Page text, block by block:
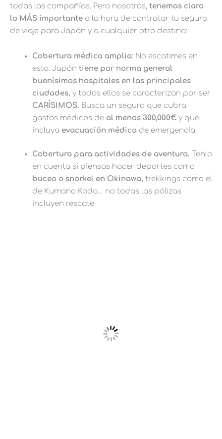
todas las compañías. Pero nosotros, tenemos claro
lo MÁS importante a la hora de contratar tu seguro
de viaje para Japón y a cualquier otro destino:
Cobertura médica amplia: No escatimes en
esto. Japón tiene por norma general
buenísimos hospitales en las principales
ciudades, y todos ellos se caracterizan por ser
CARÍSIMOS. Busca un seguro que cubra
gastos médicos de al menos 300,000€ y que
incluya evacuación médica de emergencia.
Cobertura para actividades de aventura.
Tenlo
en cuenta si piensas hacer deportes como
buceo o snorkel en Okinawa, trekkings como el
de Kumano Kodo… no todas las pólizas
incluyen rescate.